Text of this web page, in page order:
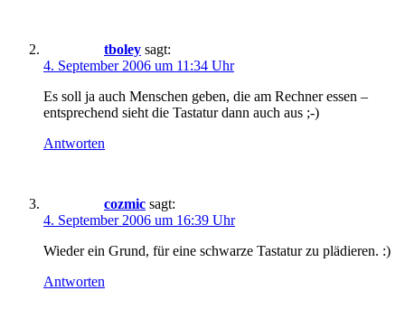
tboley sagt:
4. September 2006 um 11:34 Uhr
Es soll ja auch Menschen geben, die am Rechner essen –
entsprechend sieht die Tastatur dann auch aus ;-)
Antworten
cozmic sagt:
4. September 2006 um 16:39 Uhr
Wieder ein Grund, für eine schwarze Tastatur zu plädieren. :)
Antworten